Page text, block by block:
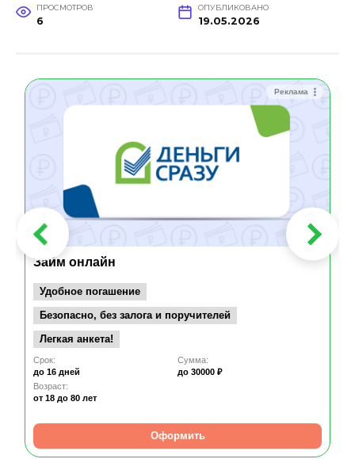
ПРОСМОТРОВ
6
ОПУБЛИКОВАНО
19.05.2026
Реклама
Займ онлайн
Удобное погашение
Безопасно, без залога и поручителей
Легкая анкета!
Срок:
до 16 дней
Сумма:
до 30000 ₽
Возраст:
от 18 до 80 лет
Оформить